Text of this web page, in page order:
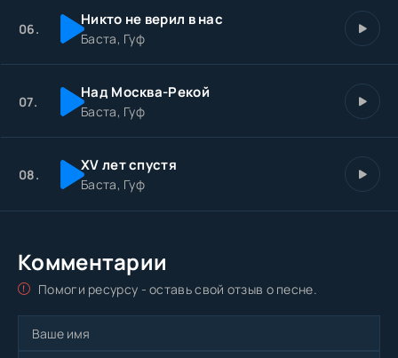
06. Никто не верил в нас
Баста, Гуф
07. Над Москва-Рекой
Баста, Гуф
08. XV лет спустя
Баста, Гуф
Комментарии
Помоги ресурсу - оставь свой отзыв о песне.